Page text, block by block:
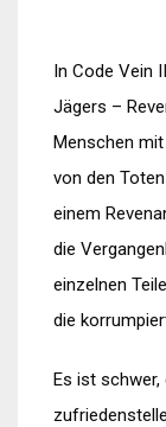
In Code Vein
Jägers –
Menschen
von den
einem
die
einzelnen
die
Es ist